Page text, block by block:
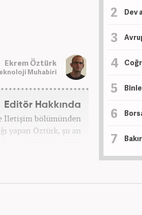
Ekrem Öztürk
Muhabiri
Editör Hakkında
İletişim bölümünden
yapan Öztürk, şu an
günümüz insan